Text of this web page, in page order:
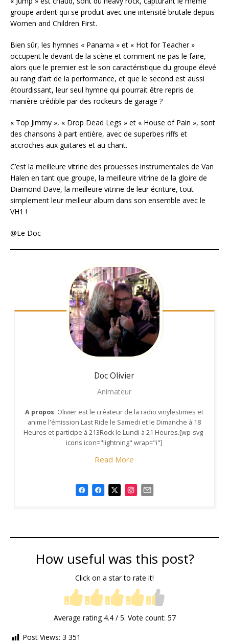
groupe ardent qui se produit avec une intensité brutale depuis
Women and Children First.
Bien sûr, les hymnes « Panama » et « Hot for Teacher »
occupent le devant de la scène et comment ne pas le faire,
alors que le premier est le son caractéristique du groupe élevé
au rang d’art de la performance, et que le second est aussi
étourdissant, leur seul hymne qui pourrait être repris de
manière crédible par des rockeurs de garage ?
« Top Jimmy », « Drop Dead Legs » et « House of Pain », sont
des chansons à part entière, avec de superbes riffs et
accroches aux guitares et au chant.
C’est la meilleure vitrine des prouesses instrumentales de Van
Halen en tant que groupe, la meilleure vitrine de la gloire de
Diamond Dave, la meilleure vitrine de leur écriture, tout
simplement leur meilleur album dans son ensemble avec le
VH1 !
@Le Doc
Doc Olivier
Animateur
A propos: Olivier est le créateur de la radio vinylestimes et
anime l'émission Last Ride le Samedi et le Dimanche à 18
Heures et participe à 213Rock le Lundi à 21 Heures.[wp-svg-
icons icon="lightning" wrap="i"]
Read More
How useful was this post?
Click on a star to rate it!
Average rating 4.4/ 5. Vote count: 57
Post Views: 3 351